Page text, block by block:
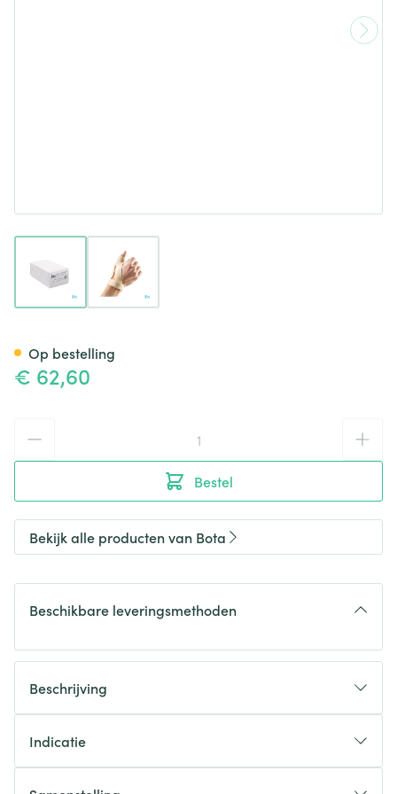
View larger imageView larger image
€ 62,60
Bestel
Op bestelling
Bekijk alle producten van Bota
Beschikbare leveringsmethoden
Beschrijving
Indicatie